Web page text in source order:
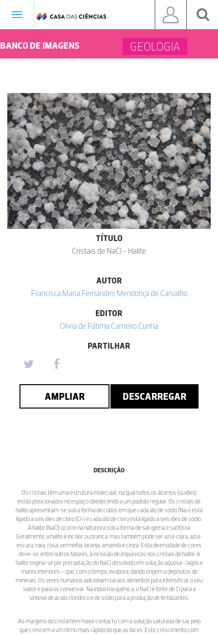
Toggle
BANCO DE IMAGENS GEOLOGIA
TÍTULO
Cristais de NaCl - Halite
AUTOR
Francisca Maria Fernandes Mendonça de Carvalho
EDITOR
Olivia de Fátima Carneiro Cunha
PARTILHAR
AMPLIAR DESCARREGAR
DESCRIÇÃO
Os cristais têm uma estrutura molecular, na qual todos os átomos (ou iões)
estão posicionados no espaço obedecendo a um padrão regular. Os cristais de
halite apresentam-se sob a forma de cubos em que cada ião de sódio (Na+) está
ligado a seis iões de cloro (Cl-) e cada ião de cloro está ligado a seis iões de sódio.
A halite (NaCl) ocorre na natureza sob a forma de sal-gema e sal fóssil.
Geralmente, a halite é incolor ou branca, mas também pode ser azul-clara, azul-
escura, roxa, rosa, vermelha, laranja, amarela e cinza. Esta diversidade de cores
deve-se, entre outros fatores, à inclusão de impurezas nos cristais de halite. A
halite origina-se por precipitação do NaCl dissolvido em solução aquosa - lagos e
mares interiores – que, com o tempo, evapora, dando origem a depósitos de
minerais. Os seres humanos adicionam sal aos alimentos para intensificar o seu
sabor e para os conservar. Na indústria química, o NaCl é fonte de Cl para a
síntese de ácido clorídrico e de sódio para a produção de fertilizantes.
As margens do cristal têm maior contacto com a solução saturada de sal, pelo
que crescem a um ritmo mais rápido do que as faces. Este crescimento com